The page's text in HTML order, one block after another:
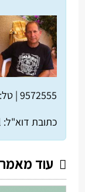
9572555 | טל:04-9972679
כתובת דוא"ל:
עוד